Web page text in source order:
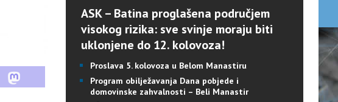
ASK – Batina proglašena područjem
visokog rizika: sve svinje moraju biti
uklonjene do 12. kolovoza!
Proslava 5. kolovoza u Belom Manastiru
Program obilježavanja Dana pobjede i
domovinske zahvalnosti – Beli Manastir